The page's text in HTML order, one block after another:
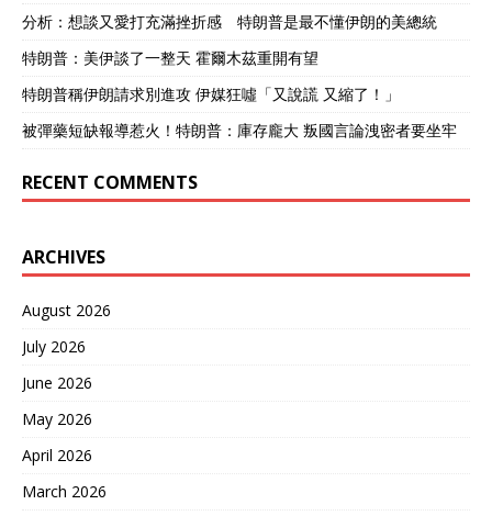
分析：想談又愛打充滿挫折感 特朗普是最不懂伊朗的美總統
特朗普：美伊談了一整天 霍爾木茲重開有望
特朗普稱伊朗請求別進攻 伊媒狂噓「又說謊 又縮了！」
被彈藥短缺報導惹火！特朗普：庫存龐大 叛國言論洩密者要坐牢
RECENT COMMENTS
ARCHIVES
August 2026
July 2026
June 2026
May 2026
April 2026
March 2026